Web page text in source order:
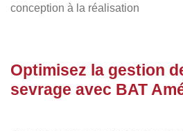
conception à la réalisation
Optimisez la gestion
sevrage avec BAT